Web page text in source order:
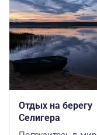
Отдых на берегу
Селигера